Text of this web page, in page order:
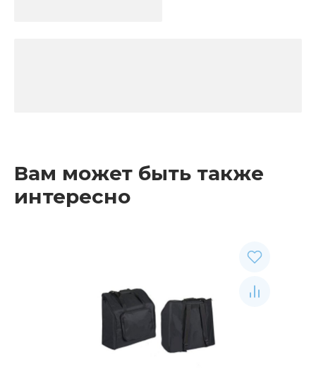
Вам может быть также
интересно